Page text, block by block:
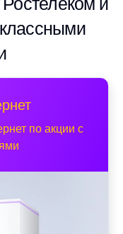
по акции с